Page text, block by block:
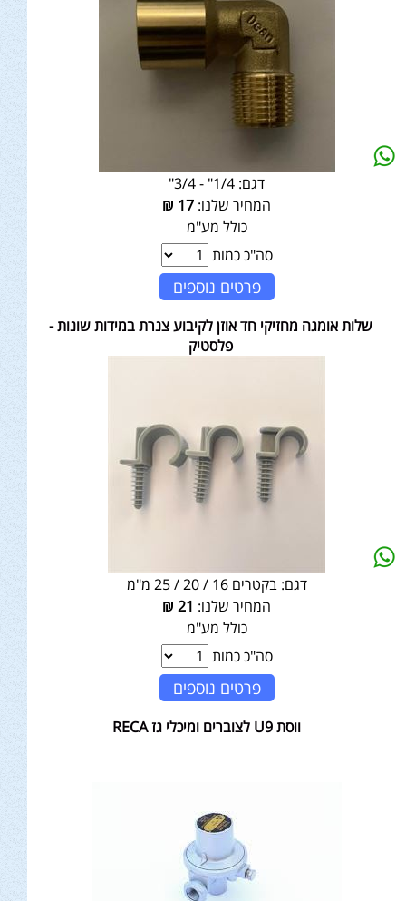
דגם: 1/4" - 3/4"
המחיר שלנו: 17
₪
כולל מע"מ
סה"כ כמות
פרטים נוספים
שלות אומגה מחזיקי חד אוזן לקיבוע צנרת במידות שונות -
פלסטיק
דגם: בקטרים 16 / 20 / 25 מ"מ
המחיר שלנו: 21
₪
כולל מע"מ
סה"כ כמות
פרטים נוספים
ווסת U9 לצוברים ומיכלי גז RECA